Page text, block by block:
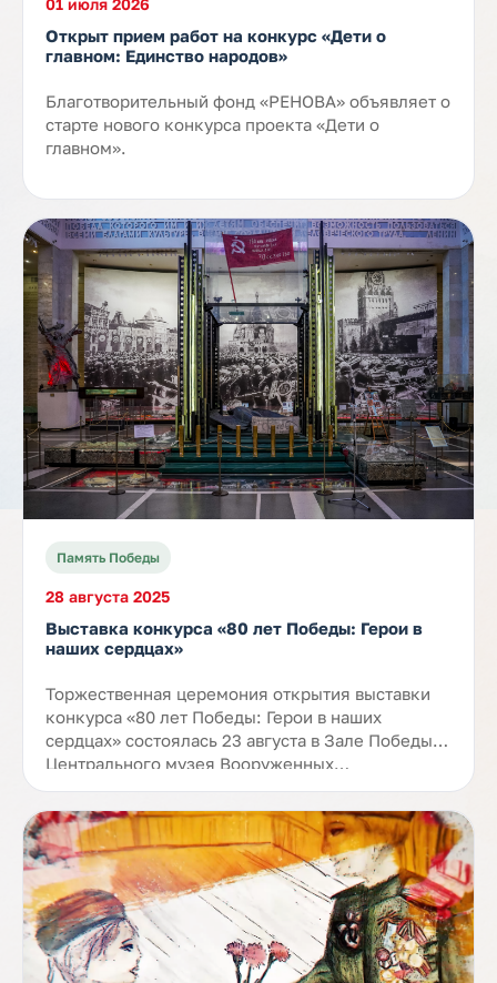
01 июля 2026
Открыт прием работ на конкурс «Дети о
главном: Единство народов»
Благотворительный фонд «РЕНОВА» объявляет о
старте нового конкурса проекта «Дети о
главном».
Память Победы
28 августа 2025
Выставка конкурса «80 лет Победы: Герои в
наших сердцах»
Торжественная церемония открытия выставки
конкурса «80 лет Победы: Герои в наших
сердцах» состоялась 23 августа в Зале Победы
Центрального музея Вооруженных…